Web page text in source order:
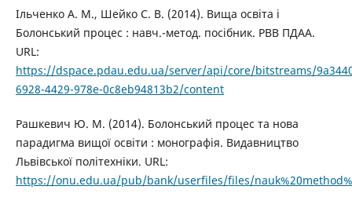
Ільченко А. М., Шейко С. В. (2014). Вища освіта і
Болонський процес : навч.-метод. посібник. РВВ ПДАА.
URL:
https://dspace.pdau.edu.ua/server/api/core/bitstreams/
6928-4429-978e-0c8eb94813b2/content
Рашкевич Ю. М. (2014). Болонський процес та нова
парадигма вищої освіти : монографія. Видавництво
Львівської політехніки. URL:
https://onu.edu.ua/pub/bank/userfiles/files/